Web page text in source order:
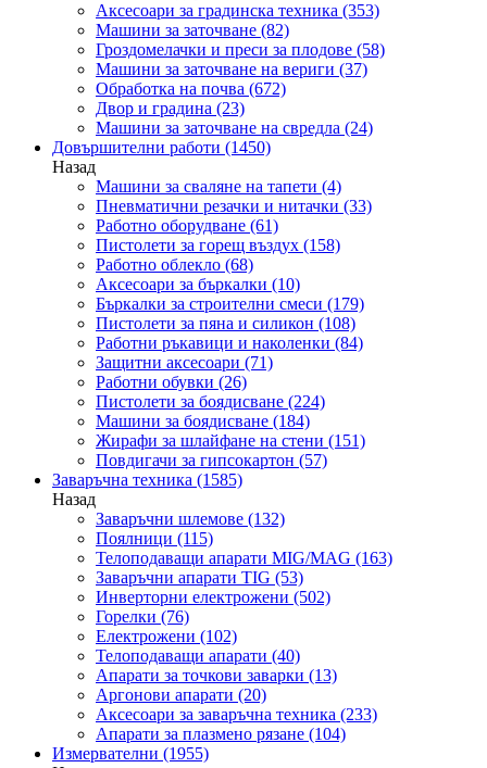
Аксесоари за градинска техника (353)
Машини за заточване (82)
Гроздомелачки и преси за плодове (58)
Машини за заточване на вериги (37)
Обработка на почва (672)
Двор и градина (23)
Машини за заточване на свредла (24)
Довършителни работи (1450)
Назад
Машини за сваляне на тапети (4)
Пневматични резачки и нитачки (33)
Работно оборудване (61)
Пистолети за горещ въздух (158)
Работно облекло (68)
Аксесоари за бъркалки (10)
Бъркалки за строителни смеси (179)
Пистолети за пяна и силикон (108)
Работни ръкавици и наколенки (84)
Защитни аксесоари (71)
Работни обувки (26)
Пистолети за боядисване (224)
Машини за боядисване (184)
Жирафи за шлайфане на стени (151)
Повдигачи за гипсокартон (57)
Заваръчна техника (1585)
Назад
Заваръчни шлемове (132)
Поялници (115)
Телоподаващи апарати MIG/MAG (163)
Заваръчни апарати TIG (53)
Инверторни електрожени (502)
Горелки (76)
Електрожени (102)
Телоподаващи апарати (40)
Апарати за точкови заварки (13)
Аргонови апарати (20)
Аксесоари за заваръчна техника (233)
Апарати за плазмено рязане (104)
Измервателни (1955)